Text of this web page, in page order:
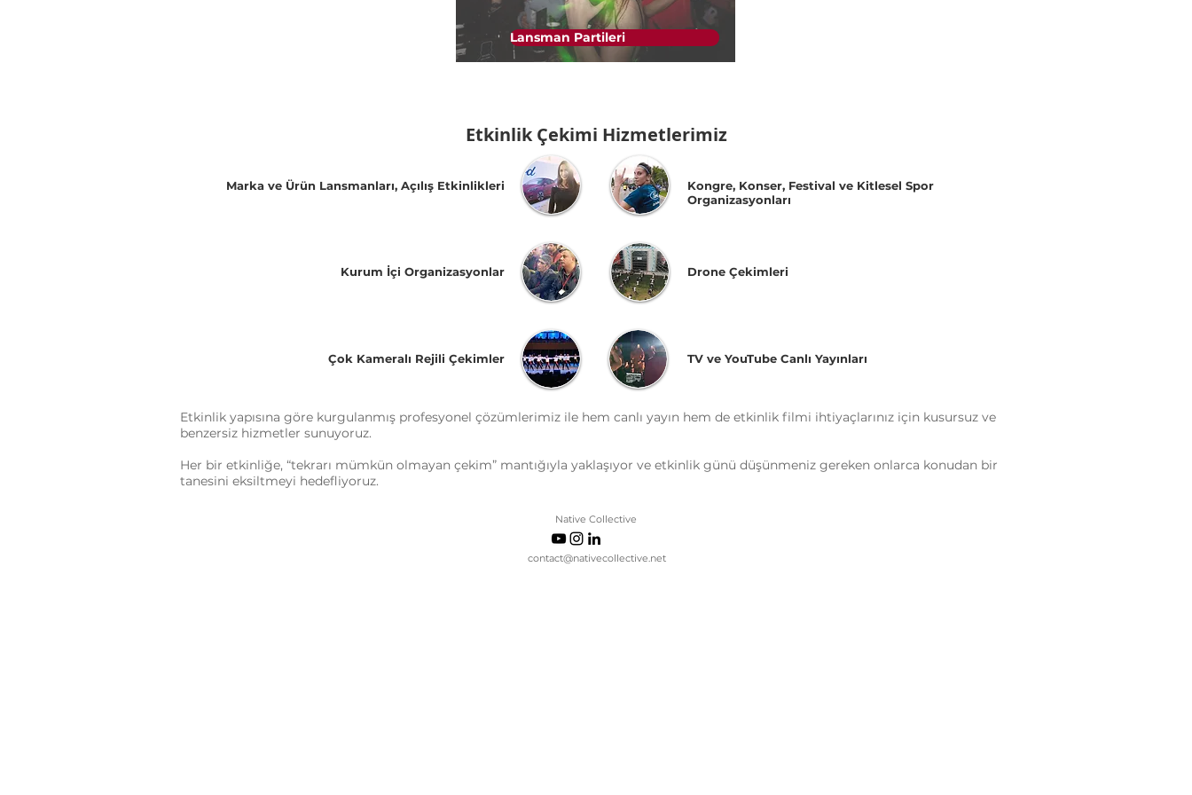
Lansman Partileri
Etkinlik Çekimi Hizmetlerimiz
Marka ve Ürün Lansmanları, Açılış Etkinlikleri
Kurum İçi Organizasyonlar
Çok Kameralı Rejili Çekimler
Kongre, Konser, Festival ve Kitlesel Spor
Organizasyonları
Drone Çekimleri
TV ve YouTube Canlı Yayınları
Etkinlik yapısına göre kurgulanmış profesyonel çözümlerimiz ile hem canlı yayın hem de etkinlik filmi ihtiyaçlarınız için kusursuz ve
benzersiz hizmetler sunuyoruz.
Her bir etkinliğe, “tekrarı mümkün olmayan çekim” mantığıyla yaklaşıyor ve etkinlik günü düşünmeniz gereken onlarca konudan bir
tanesini eksiltmeyi hedefliyoruz.
Native Collective
contact@nativecollective.net